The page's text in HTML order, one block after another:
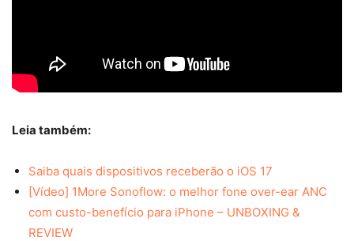
Leia também:
Saiba quais dispositivos receberão o iOS 17
[Vídeo] 1More Sonoflow: o melhor fone over-ear ANC
com custo-benefício para iPhone – UNBOXING &
REVIEW